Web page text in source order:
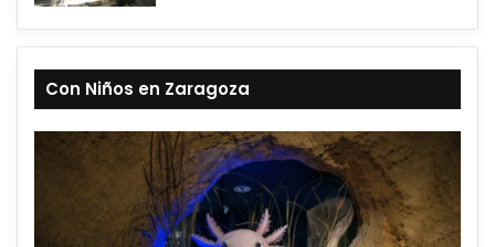
Con Niños en Zaragoza